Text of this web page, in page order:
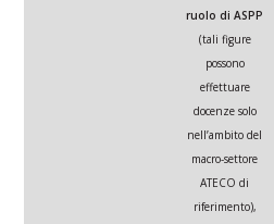
ruolo di ASPP
(tali figure
possono
effettuare
docenze solo
nell’ambito del
macro-settore
ATECO di
riferimento),